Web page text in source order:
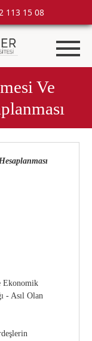
113 15 08
Ve
Ekonomik
- Asıl Olan